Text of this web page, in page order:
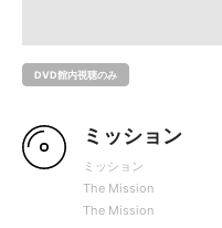
DVD館内視聴のみ
ミッション
ミッション
The Mission
The Mission